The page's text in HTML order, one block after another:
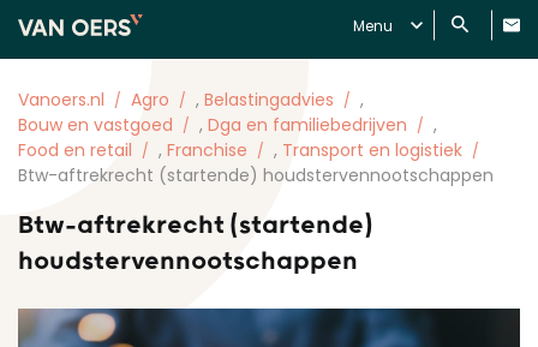
Menu
Vanoers.nl Agro , Belastingadvies
,
Bouw en vastgoed
, Dga en familiebedrijven
,
Food en retail
, Franchise , Transport en logistiek
Btw-aftrekrecht (startende) houdstervennootschappen
Btw-aftrekrecht (startende)
houdstervennootschappen